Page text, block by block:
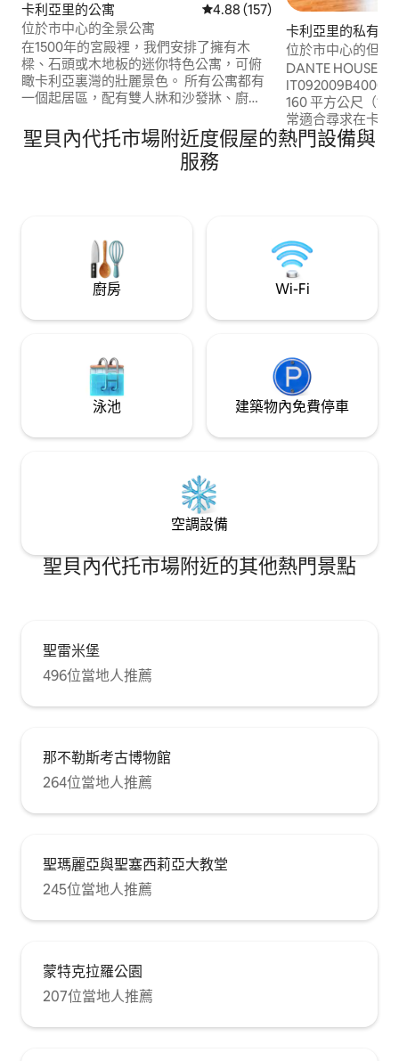
卡利亞里的公寓 從 157 則評價中獲得 4.88 的平
4.88 (157)
位於市中心的全景公寓
在1500年的宮殿裡，我們安排了擁有木
樑、石頭或木地板的迷你特色公寓，可俯
瞰卡利亞裏灣的壯麗景色。 所有公寓都有
一個起居區，配有雙人牀和沙發牀、廚
位於Cagliari的歷史中心「Castello」（城
堡） ，在那裡您可以找到所有主要景點、
城市的娛樂、博物館、夜生活和購物街。
卡利亞里的私有公
位於市中心的但丁
住
DANTE HOUSE
160 平方公尺（
常適合尋求在卡利
體和家庭。它位於
Dante，位置方便
聖貝內代托市場附近度假屋的熱門設備與
服務
廚房 Wi-Fi
泳池 建築物內免費停車
空調設備
聖貝內代托市場附近的其他熱門景點
聖雷米堡
496位當地人推薦
那不勒斯考古博物館
264位當地人推薦
聖瑪麗亞與聖塞西莉亞大教堂
245位當地人推薦
蒙特克拉羅公園
207位當地人推薦